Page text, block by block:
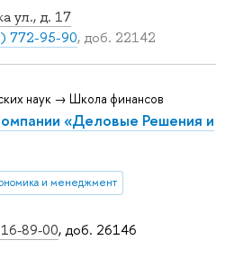
ул., д. 17
772-95-90, доб. 22142
89-00, доб. 26146
наук → Школа финансов
«Деловые Решения и
и менеджмент